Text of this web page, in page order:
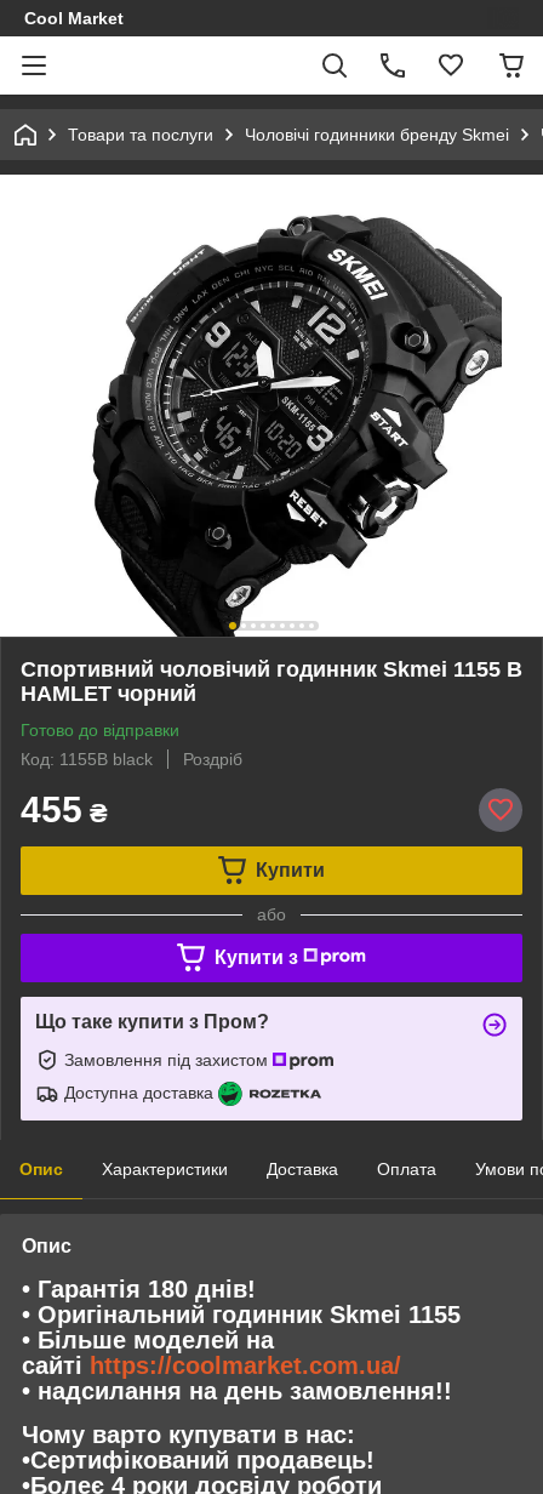
Cool Market
Товари та послуги Чоловічі годинники бренду Skmei
Спортивний чоловічий годинник Skmei 1155 B
HAMLET чорний
Готово до відправки
Код: 1155B black
Роздріб
455 ₴
Купити
або
Купити з
Що таке купити з Пром?
Замовлення під захистом
Доступна доставка
Опис Характеристики Доставка Оплата Умови
Опис
• Гарантія 180 днів!
• Оригінальний годинник Skmei 1155
• Більше моделей на
сайті https://coolmarket.com.ua/
• надсилання на день замовлення!!
Чому варто купувати в нас:
•Сертифікований продавець!
•Болеє 4 роки досвіду роботи